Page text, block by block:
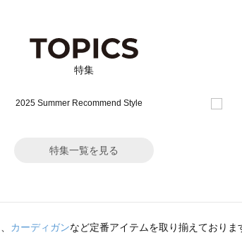
特集
特集一覧を見る
、 カーディガンなど定番アイテムを取り揃えておりま